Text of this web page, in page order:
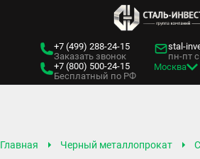
+7 (499) 288-24-15
Заказать звонок
+7 (800) 500-24-15
Бесплатный по РФ
stal-
пн-пт
Москва
Главная Черный металлопрокат